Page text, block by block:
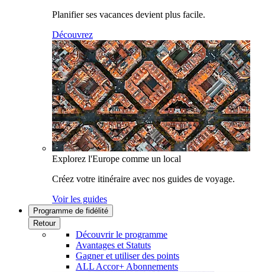
Planifier ses vacances devient plus facile.
Découvrez
Explorez l'Europe comme un local
Créez votre itinéraire avec nos guides de voyage.
Voir les guides
Programme de fidélité
Retour
Découvrir le programme
Avantages et Statuts
Gagner et utiliser des points
ALL Accor+ Abonnements